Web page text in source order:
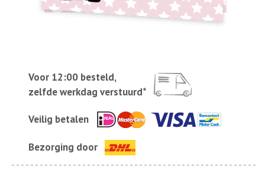
Voor 12:00 besteld,
zelfde werkdag verstuurd*
Veilig betalen
Bezorging door